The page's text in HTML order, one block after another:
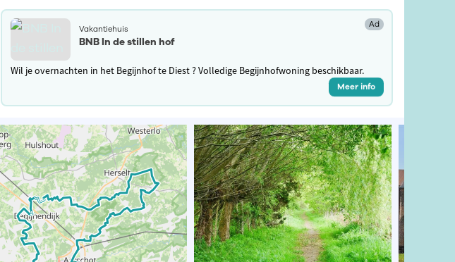
Vakantiehuis Ad
BNB In de stillen hof
Wil je overnachten in het Begijnhof te Diest ? Volledige Begijnhofwoning beschikbaar.
Meer info